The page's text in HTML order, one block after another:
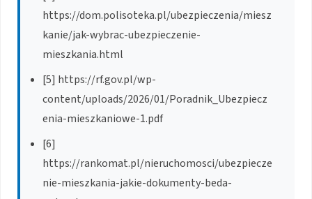
https://dom.polisoteka.pl/ubezpieczenia/miesz
kanie/jak-wybrac-ubezpieczenie-
mieszkania.html
[5] https://rf.gov.pl/wp-
content/uploads/2026/01/Poradnik_Ubezpiecz
enia-mieszkaniowe-1.pdf
[6]
https://rankomat.pl/nieruchomosci/ubezpiecze
nie-mieszkania-jakie-dokumenty-beda-